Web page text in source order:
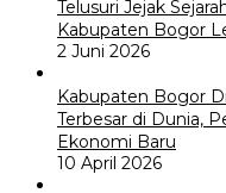
Telusuri Jejak
Kabupaten Bogor
2 Juni 2026
Kabupaten Bogor
Terbesar di Dunia,
Ekonomi Baru
10 April 2026